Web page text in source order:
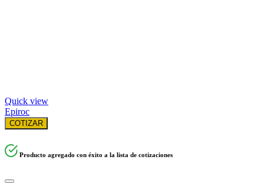
Quick view
Epiroc
COTIZAR
Producto agregado con éxito a la lista de cotizaciones